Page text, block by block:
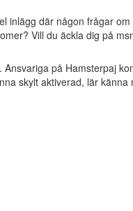
där någon frågar
Vill du äckla dig på
på Hamsterpaj
skylt aktiverad, lär